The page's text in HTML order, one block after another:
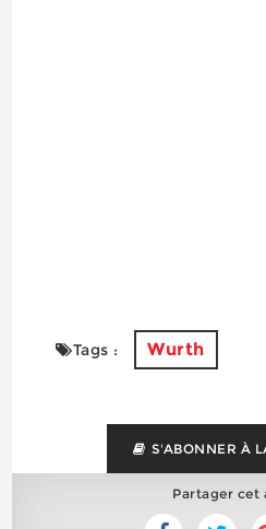
Tags : Wurth
S'ABONNER À
Partager cet